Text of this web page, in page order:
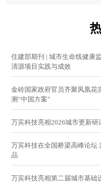
住建部期刊 | 城市生命线健康
清源项目实践与成效
金砖国家政府官员齐聚凤凰花
测“中国方案”
万宾科技亮相2026城市更新
万宾科技在全国桥梁高峰论坛
品
万宾科技亮相第二届城市基础